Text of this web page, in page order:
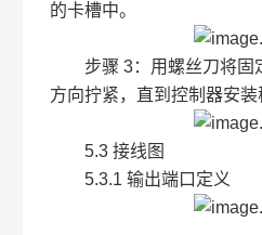
的卡槽中。
步骤 3：用螺丝刀将固
方向拧紧，直到控制器安装
5.3 接线图
5.3.1 输出端口定义